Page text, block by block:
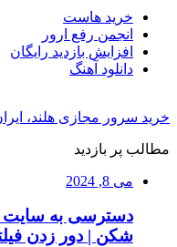
خرید هاست
انجمن رفع ارور
افزایش بازدید رایگان
دانلود آهنگ
خرید سرور مجازی هلند،
مطالب پر بازدید
می 8, 2024
دسترسی به سایت
شکن | دور زدن